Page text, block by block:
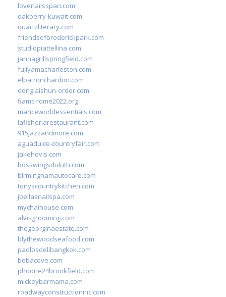
lovenailsspari.com
oakberry-kuwait.com
quartzliterary.com
friendsofbroderickpark.com
studiopiattellina.com
jannagrillspringfield.com
fujiyamacharleston.com
elpatronchardon.com
donglaishun-order.com
fiamc-rome2022.org
mariceworldessentials.com
lafisheriarestaurant.com
915jazzandmore.com
aguadulce-countryfair.com
jakehovis.com
bosswingsduluth.com
birminghamautocare.com
tonyscountrykitchen.com
jbellasnailspa.com
mychaihouse.com
alvisgrooming.com
thegeorginaestate.com
blythewoodseafood.com
paolosdelibangkok.com
bobacove.com
phoone24brookfield.com
mickeybarmama.com
roadwayconstructioninc.com